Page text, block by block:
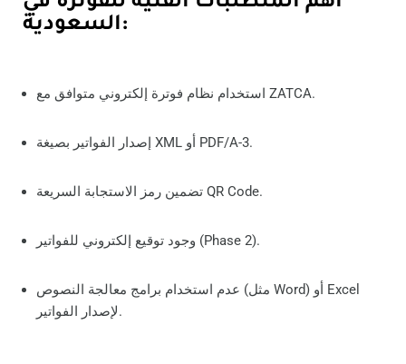
السعودية:
استخدام نظام فوترة إلكتروني متوافق مع ZATCA.
إصدار الفواتير بصيغة XML أو PDF/A-3.
تضمين رمز الاستجابة السريعة QR Code.
وجود توقيع إلكتروني للفواتير (Phase 2).
عدم استخدام برامج معالجة النصوص (مثل Word) أو Excel
لإصدار الفواتير.